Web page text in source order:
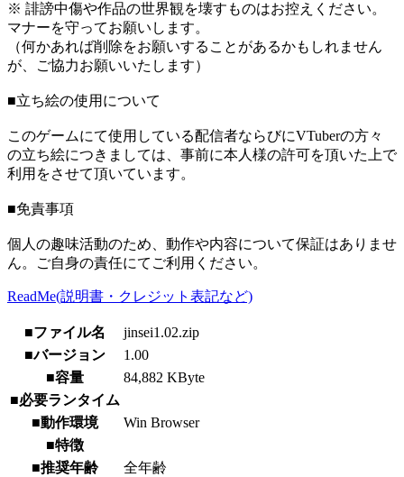
※ 誹謗中傷や作品の世界観を壊すものはお控えください。
マナーを守ってお願いします。
（何かあれば削除をお願いすることがあるかもしれません
が、ご協力お願いいたします）
■立ち絵の使用について
このゲームにて使用している配信者ならびにVTuberの方々
の立ち絵につきましては、事前に本人様の許可を頂いた上で
利用をさせて頂いています。
■免責事項
個人の趣味活動のため、動作や内容について保証はありませ
ん。ご自身の責任にてご利用ください。
ReadMe(説明書・クレジット表記など)
■ファイル名
jinsei1.02.zip
■バージョン
1.00
■容量
84,882 KByte
■必要ランタイム
■動作環境
Win Browser
■特徴
■推奨年齢
全年齢